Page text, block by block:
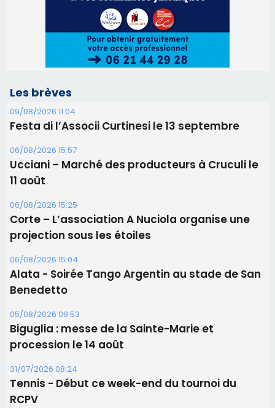
Les brèves
09/08/2026 11:04
Festa di l’Associi Curtinesi le 13 septembre
06/08/2026 15:57
Ucciani – Marché des producteurs à Cruculi le
11 août
06/08/2026 15:25
Corte – L’association A Nuciola organise une
projection sous les étoiles
06/08/2026 15:04
Alata - Soirée Tango Argentin au stade de San
Benedetto
05/08/2026 09:53
Biguglia : messe de la Sainte-Marie et
procession le 14 août
31/07/2026 08:24
Tennis - Début ce week-end du tournoi du
RCPV